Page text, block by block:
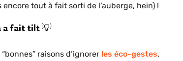
encore tout à fait sorti de l’auberge, hein) !
a fait tilt 💡
raisons d’ignorer les éco-gestes.